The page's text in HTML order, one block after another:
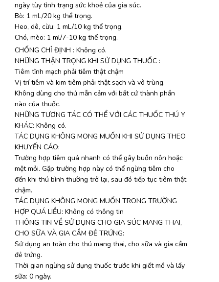
ngày tùy tình trạng sức khoẻ của gia súc.
Bò: 1 mL/20 kg thể trọng.
Heo, dê, cừu: 1 mL/10 kg thể trọng.
Chó, mèo: 1 ml/7-10 kg thể trọng.
CHỐNG CHỈ ĐỊNH : Không có.
NHỮNG THẬN TRỌNG KHI SỬ DỤNG THUỐC :
Tiêm tĩnh mạch phải tiêm thật chậm
Vị trí tiêm và kim tiêm phải thật sạch và vô trùng.
Không dùng cho thú mẫn cảm với bất cứ thành phần
nào của thuốc.
NHỮNG TƯƠNG TÁC CÓ THỂ VỚI CÁC THUỐC THÚ Y
KHÁC: Không có.
TÁC DỤNG KHÔNG MONG MUỐN KHI SỬ DỤNG THEO
KHUYẾN CÁO:
Trường hợp tiêm quá nhanh có thể gây buồn nôn hoặc
mệt mỏi. Gặp trường hợp này có thể ngừng tiêm cho
đến khi thú bình thường trở lại, sau đó tiếp tục tiêm thật
chậm.
TÁC DỤNG KHÔNG MONG MUỐN TRONG TRƯỜNG
HỢP QUÁ LIỀU: Không có thông tin
THÔNG TIN VỀ SỬ DỤNG CHO GIA SÚC MANG THAI,
CHO SỮA VÀ GIA CẦM ĐẺ TRỨNG:
Sử dụng an toàn cho thú mang thai, cho sữa và gia cầm
đẻ trứng.
Thời gian ngừng sử dụng thuốc trước khi giết mổ và lấy
sữa: 0 ngày.